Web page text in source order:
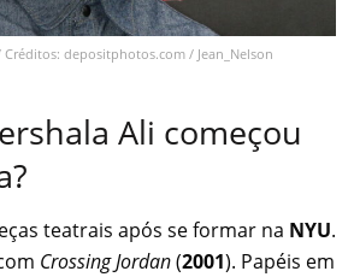
depositphotos.com / Jean_Nelson
Ali começou
teatrais após se formar na NYU.
Crossing Jordan(2001). Papéis em